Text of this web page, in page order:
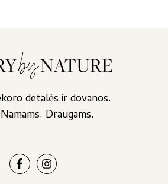
detalės ir dovanos.
Draugams.